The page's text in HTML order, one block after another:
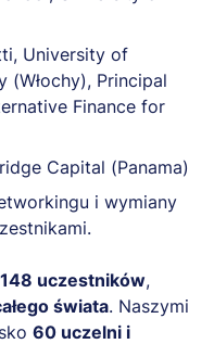
University of
(Włochy), Principal
Finance for
Capital (Panama)
i wymiany
148 uczestników,
świata. Naszymi
60 uczelni i